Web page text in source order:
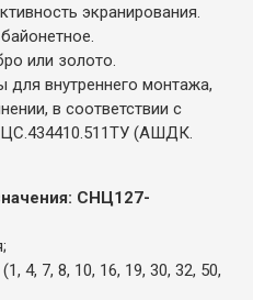
экранирования.
или золото.
для внутреннего монтажа,
в соответствии с
(АШДК.
СНЦ127-
4, 7, 8, 10, 16, 19, 30, 32, 50,